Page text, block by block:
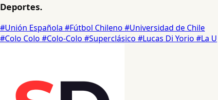
Deportes.
#Unión Española #Fútbol Chileno #Universidad de Chile
#Colo Colo #Colo-Colo #Superclásico #Lucas Di Yorio #La U